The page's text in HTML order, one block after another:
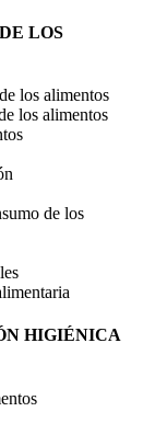
LOS
los alimentos
los alimentos
de los
HIGIÉNICA